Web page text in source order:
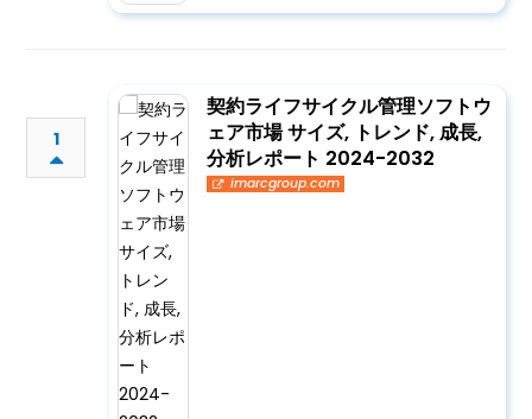
1
契約ライフサイクル管理ソフトウ
ェア市場 サイズ, トレンド, 成長,
分析レポート 2024-2032
imarcgroup.com